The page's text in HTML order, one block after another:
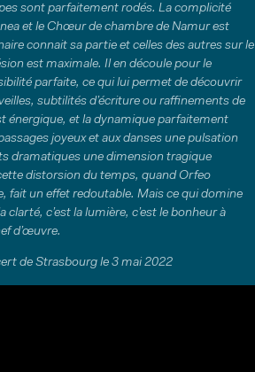
sont parfaitement rodés. La complicité
et le Chœur de chambre de Namur est
connait sa partie et celles des autres sur le
est maximale. Il en découle pour le
parfaite, ce qui lui permet de découvrir
subtilités d’écriture ou raffinements de
énergique, et la dynamique parfaitement
joyeux et aux danses une pulsation
dramatiques une dimension tragique
distorsion du temps, quand Orfeo
fait un effet redoutable. Mais ce qui domine
clarté, c’est la lumière, c’est le bonheur à
d’œuvre.
de Strasbourg le 3 mai 2022